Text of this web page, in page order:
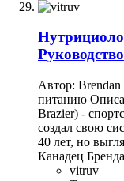
Автор: Brendan
питанию
Brazier) -
создал свою
40 лет, но
Канадец
vitruv